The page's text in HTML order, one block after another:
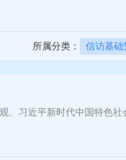
所属分类： 信访基础
习近平新时代中国特色社